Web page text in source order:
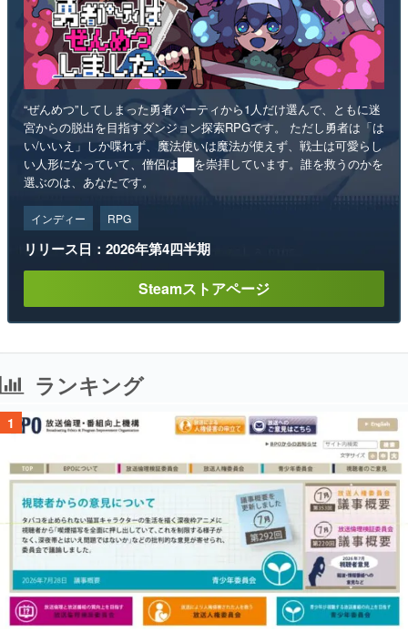
“ぜんめつ”してしまった勇者パーティから1人だけ選んで、ともに迷
宮からの脱出を目指すダンジョン探索RPGです。 ただし勇者は「は
い/いいえ」しか喋れず、魔法使いは魔法が使えず、戦士は可愛らし
い人形になっていて、僧侶は██を崇拝しています。誰を救うのかを
選ぶのは、あなたです。
インディー RPG
リリース日：2026年第4四半期
Steamストアページ
ランキング
1